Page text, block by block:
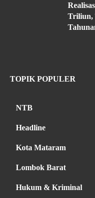
Triliun,
TOPIK POPULER
NTB
Headline
Kota Mataram
Lombok Barat
Hukum & Kriminal